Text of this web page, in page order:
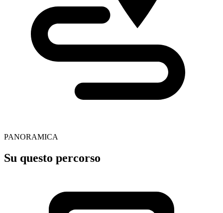
PANORAMICA
Su questo percorso